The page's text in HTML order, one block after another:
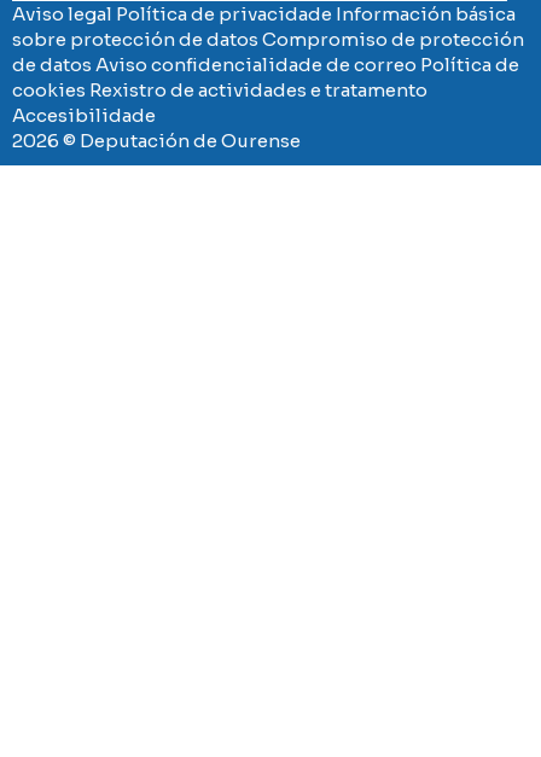
Aviso legal Política de privacidade Información básica
sobre protección de datos Compromiso de protección
de datos Aviso confidencialidade de correo Política de
cookies Rexistro de actividades e tratamento
Accesibilidade
2026 © Deputación de Ourense